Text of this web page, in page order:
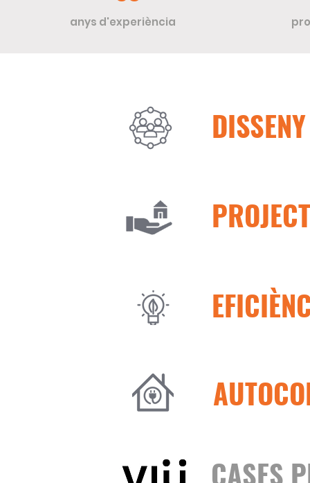
anys d'experiència
CASES